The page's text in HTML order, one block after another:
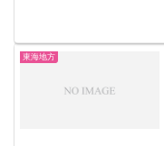
東海地方